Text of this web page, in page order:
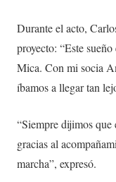
Durante el acto,
proyecto: “Este
Mica. Con mi socia
íbamos a llegar tan
“Siempre dijimos que
gracias al
marcha”, expresó.